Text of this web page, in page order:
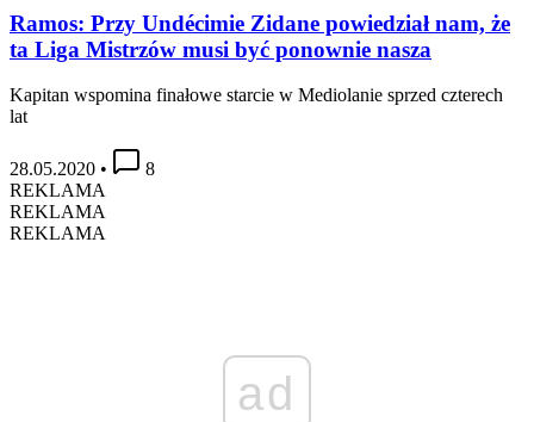
Ramos: Przy Undécimie Zidane powiedział nam, że
ta Liga Mistrzów musi być ponownie nasza
Kapitan wspomina finałowe starcie w Mediolanie sprzed czterech
lat
28.05.2020 •
8
REKLAMA
REKLAMA
REKLAMA
ad